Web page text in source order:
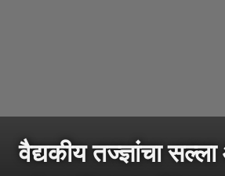
वैद्यकीय तज्ज्ञांचा